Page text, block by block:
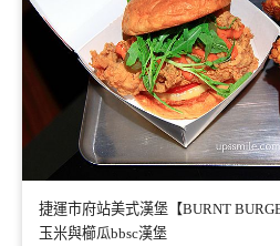
捷運市府站美式漢堡【BURNT
玉米與櫛瓜bbsc漢堡